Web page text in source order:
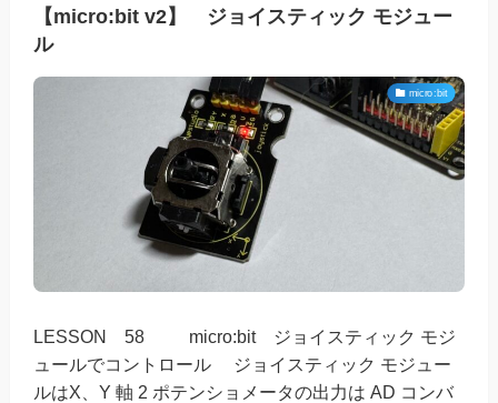
【micro:bit v2】 ジョイスティック モジュー
ル
micro:bit
LESSON 58 micro:bit ジョイスティック モジ
ュールでコントロール ジョイスティック モジュー
ルはX、Y 軸 2 ポテンショメータの出力は AD コンバ